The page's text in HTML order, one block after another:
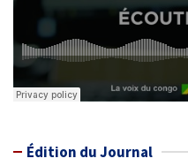
Édition du Journal